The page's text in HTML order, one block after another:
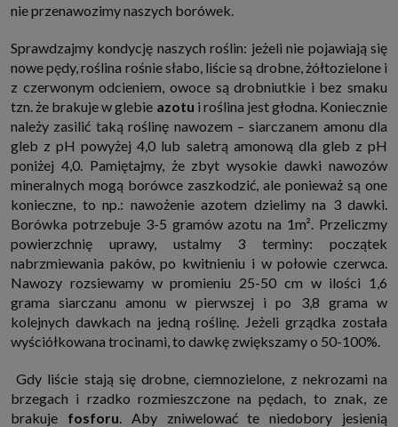
nie przenawozimy naszych borówek.
Sprawdzajmy kondycję naszych roślin: jeżeli nie pojawiają się
nowe pędy, roślina rośnie słabo, liście są drobne, żółtozielone i
z czerwonym odcieniem, owoce są drobniutkie i bez smaku
tzn. że brakuje w glebie azotu i roślina jest głodna. Koniecznie
należy zasilić taką roślinę nawozem – siarczanem amonu dla
gleb z pH powyżej 4,0 lub saletrą amonową dla gleb z pH
poniżej 4,0. Pamiętajmy, że zbyt wysokie dawki nawozów
mineralnych mogą borówce zaszkodzić, ale ponieważ są one
konieczne, to np.: nawożenie azotem dzielimy na 3 dawki.
Borówka potrzebuje 3-5 gramów azotu na 1m². Przeliczmy
powierzchnię uprawy, ustalmy 3 terminy: początek
nabrzmiewania paków, po kwitnieniu i w połowie czerwca.
Nawozy rozsiewamy w promieniu 25-50 cm w ilości 1,6
grama siarczanu amonu w pierwszej i po 3,8 grama w
kolejnych dawkach na jedną roślinę. Jeżeli grządka została
wyściółkowana trocinami, to dawkę zwiększamy o 50-100%.
Gdy liście stają się drobne, ciemnozielone, z nekrozami na
brzegach i rzadko rozmieszczone na pędach, to znak, ze
brakuje fosforu . Aby zniwelować te niedobory jesienią